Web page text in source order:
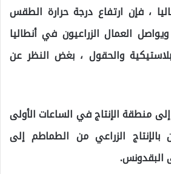
، فإن ارتفاع درجة حرارة الطقس
العمال الزراعيون في أنطاليا
والحقول ، بغض النظر عن
منطقة الإنتاج في الساعات الأولى
الزراعي من الطماطم إلى
البقدونس.